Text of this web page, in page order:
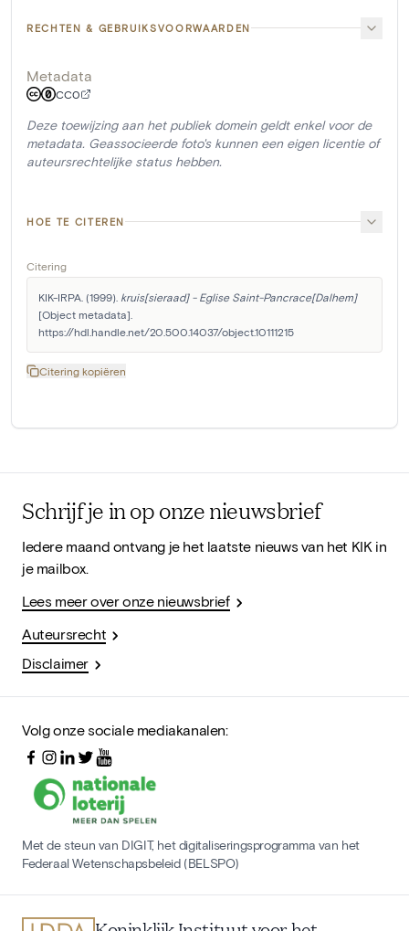
RECHTEN & GEBRUIKSVOORWAARDEN
Metadata
CC0
Deze toewijzing aan het publiek domein geldt enkel voor de
metadata. Geassocieerde foto's kunnen een eigen licentie of
auteursrechtelijke status hebben.
HOE TE CITEREN
Citering
KIK-IRPA. (1999). kruis[sieraad] - Eglise Saint-Pancrace[Dalhem]
[Object metadata].
https://hdl.handle.net/20.500.14037/object.10111215
Citering kopiëren
Schrijf je in op onze nieuwsbrief
Iedere maand ontvang je het laatste nieuws van het KIK in
je mailbox.
Lees meer over onze nieuwsbrief
Auteursrecht
Disclaimer
Volg onze sociale mediakanalen:
Met de steun van DIGIT, het digitaliseringsprogramma van het
Federaal Wetenschapsbeleid (BELSPO)